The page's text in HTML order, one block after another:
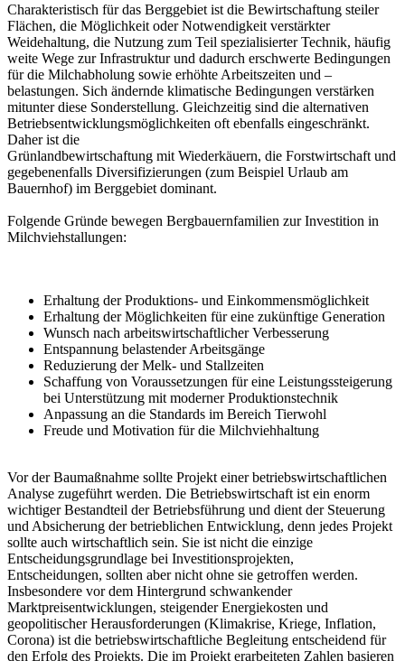
Charakteristisch für das Berggebiet ist die Bewirtschaftung steiler
Flächen, die Möglichkeit oder Notwendigkeit verstärkter
Weidehaltung, die Nutzung zum Teil spezialisierter Technik, häufig
weite Wege zur Infrastruktur und dadurch erschwerte Bedingungen
für die Milchabholung sowie erhöhte Arbeitszeiten und –
belastungen. Sich ändernde klimatische Bedingungen verstärken
mitunter diese Sonderstellung. Gleichzeitig sind die alternativen
Betriebsentwicklungsmöglichkeiten oft ebenfalls eingeschränkt.
Daher ist die
Grünlandbewirtschaftung mit Wiederkäuern, die Forstwirtschaft und
gegebenenfalls Diversifizierungen (zum Beispiel Urlaub am
Bauernhof) im Berggebiet dominant.
Folgende Gründe bewegen Bergbauernfamilien zur Investition in
Milchviehstallungen:
Erhaltung der Produktions- und Einkommensmöglichkeit
Erhaltung der Möglichkeiten für eine zukünftige Generation
Wunsch nach arbeitswirtschaftlicher Verbesserung
Entspannung belastender Arbeitsgänge
Reduzierung der Melk- und Stallzeiten
Schaffung von Voraussetzungen für eine Leistungssteigerung
bei Unterstützung mit moderner Produktionstechnik
Anpassung an die Standards im Bereich Tierwohl
Freude und Motivation für die Milchviehhaltung
Vor der Baumaßnahme sollte Projekt einer betriebswirtschaftlichen
Analyse zugeführt werden. Die Betriebswirtschaft ist ein enorm
wichtiger Bestandteil der Betriebsführung und dient der Steuerung
und Absicherung der betrieblichen Entwicklung, denn jedes Projekt
sollte auch wirtschaftlich sein. Sie ist nicht die einzige
Entscheidungsgrundlage bei Investitionsprojekten,
Entscheidungen, sollten aber nicht ohne sie getroffen werden.
Insbesondere vor dem Hintergrund schwankender
Marktpreisentwicklungen, steigender Energiekosten und
geopolitischer Herausforderungen (Klimakrise, Kriege, Inflation,
Corona) ist die betriebswirtschaftliche Begleitung entscheidend für
den Erfolg des Projekts. Die im Projekt erarbeiteten Zahlen basieren